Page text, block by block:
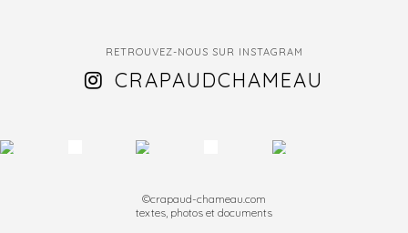
RETROUVEZ-NOUS SUR INSTAGRAM
CRAPAUDCHAMEAU
©crapaud-chameau.com
textes, photos et documents